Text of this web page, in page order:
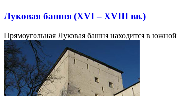
Луковая башня (XVI – XVIII вв.)
Прямоугольная Луковая башня находится в